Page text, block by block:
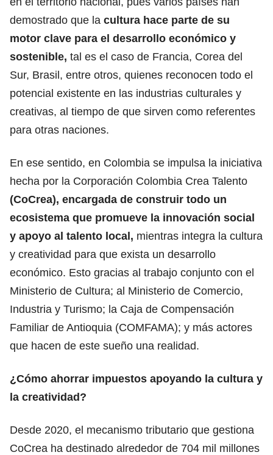
demostrado que la cultura hace parte de su
motor clave para el desarrollo económico y
sostenible, tal es el caso de Francia, Corea del
Sur, Brasil, entre otros, quienes reconocen todo el
potencial existente en las industrias culturales y
creativas, al tiempo de que sirven como referentes
para otras naciones.
En ese sentido, en Colombia se impulsa la iniciativa
hecha por la Corporación Colombia Crea Talento
(CoCrea), encargada de construir todo un
ecosistema que promueve la innovación social
y apoyo al talento local, mientras integra la cultura
y creatividad para que exista un desarrollo
económico. Esto gracias al trabajo conjunto con el
Ministerio de Cultura; al Ministerio de Comercio,
Industria y Turismo; la Caja de Compensación
Familiar de Antioquia (COMFAMA); y más actores
que hacen de este sueño una realidad.
¿Cómo ahorrar impuestos apoyando la cultura y
la creatividad?
Desde 2020, el mecanismo tributario que gestiona
CoCrea ha destinado alrededor de 704 mil millones